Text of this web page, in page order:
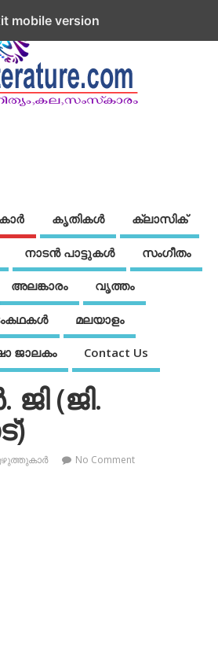
കൃതികൾ ക്ലാസിക്
നാടന്‍ പാട്ടുകള്‍ സംഗീതം
അലങ്കാരം വൃത്തം
മലയാളം
ജാലകം Contact Us
(ജി.
No Comment
mobile version